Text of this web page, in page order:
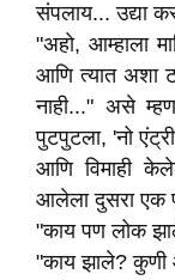
संपलाय... उद्या
"अहो, आम्हाला
आणि त्यात अशा
नाही..." असे
पुटपुटला, 'नो
आणि विमाही
आलेला दुसरा एक
"काय पण लोक
"काय झाले? कुणी